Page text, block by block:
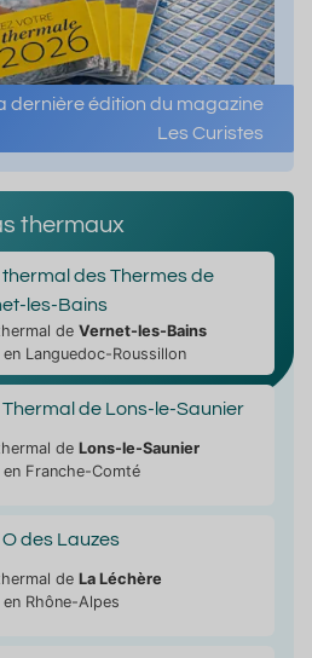
dernière édition du magazine
Les Curistes
thermaux
des Thermes de
les-Bains
de Vernet-les-Bains
en Languedoc-Roussillon
de Lons-le-Saunier
de Lons-le-Saunier
en Franche-Comté
des Lauzes
de La Léchère
en Rhône-Alpes